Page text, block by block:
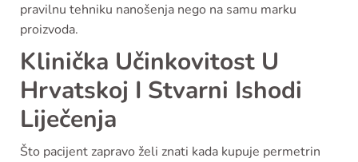
pravilnu tehniku nanošenja nego na samu marku
proizvoda.
Klinička Učinkovitost U
Hrvatskoj I Stvarni Ishodi
Liječenja
Što pacijent zapravo želi znati kada kupuje permetrin